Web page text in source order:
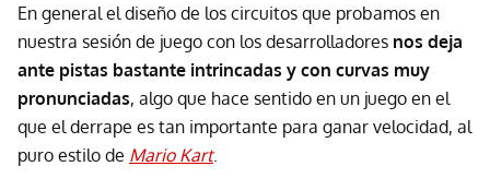
En general el diseño de los circuitos que probamos en
nuestra sesión de juego con los desarrolladores nos deja
ante pistas bastante intrincadas y con curvas muy
pronunciadas, algo que hace sentido en un juego en el
que el derrape es tan importante para ganar velocidad, al
puro estilo de Mario Kart.